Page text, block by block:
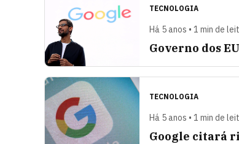
TECNOLOGIA
Há 5 anos • 1 min de
Governo dos
TECNOLOGIA
Há 5 anos • 1 min de
Google citará